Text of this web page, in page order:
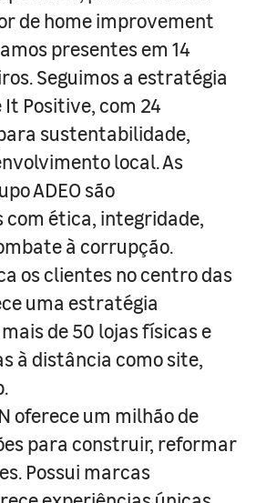
de home improvement
presentes em 14
Seguimos a estratégia
Positive, com 24
sustentabilidade,
local. As
ADEO são
ética, integridade,
à corrupção.
os clientes no centro das
uma estratégia
de 50 lojas físicas e
à distância como site,
oferece um milhão de
para construir, reformar
Possui marcas